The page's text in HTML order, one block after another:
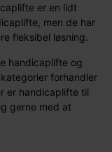
er en lidt
men de har
fleksibel løsning.
handicaplifte og
forhandler
er handicaplifte til
gerne med at